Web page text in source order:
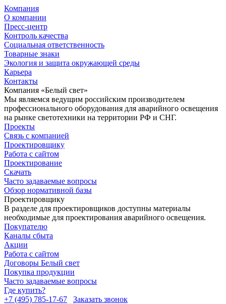
Компания
О компании
Пресс-центр
Контроль качества
Социальная ответственность
Товарные знаки
Экология и защита окружающей среды
Карьера
Контакты
Компания «Белый свет»
Мы являемся ведущим российским производителем
профессионального оборудования для аварийного освещения
на рынке светотехники на территории РФ и СНГ.
Проекты
Связь с компанией
Проектировщику
Работа с сайтом
Проектирование
Скачать
Часто задаваемые вопросы
Обзор нормативной базы
Проектировщику
В разделе для проектировщиков доступны материалы
необходимые для проектирования аварийного освещения.
Покупателю
Каналы сбыта
Акции
Работа с сайтом
Договоры Белый свет
Покупка продукции
Часто задаваемые вопросы
Где купить?
+7 (495) 785-17-67
Заказать звонок